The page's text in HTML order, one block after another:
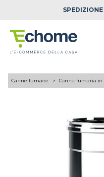
SPEDIZIONE
Canne fumarie Canna fumaria in